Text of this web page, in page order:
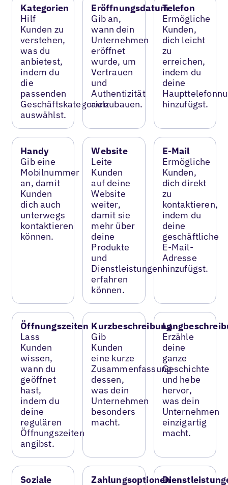
Kategorien
Hilf
Kunden zu
verstehen,
was du
anbietest,
indem du
die
passenden
Geschäftskategorien
auswählst.
Eröffnungsdatum
Gib an,
wann dein
Unternehmen
eröffnet
wurde, um
Vertrauen
und
Authentizität
aufzubauen.
Telefon
Ermögliche
Kunden,
dich leicht
zu
erreichen,
indem du
deine
hinzufügst.
Handy
Gib eine
Mobilnummer
an, damit
Kunden
dich auch
unterwegs
kontaktieren
können.
Website
Leite
Kunden
auf deine
Website
weiter,
damit sie
mehr über
deine
Produkte
und
Dienstleistungen
erfahren
können.
E-Mail
Ermögliche
Kunden,
dich direkt
zu
kontaktieren,
indem du
deine
geschäftliche
E-Mail-
Adresse
hinzufügst.
Öffnungszeiten
Lass
Kunden
wissen,
wann du
geöffnet
hast,
indem du
deine
regulären
Öffnungszeiten
angibst.
Kurzbeschreibung
Gib
Kunden
eine kurze
Zusammenfassung
dessen,
was dein
Unternehmen
besonders
macht.
Erzähle
deine
ganze
Geschichte
und hebe
hervor,
was dein
Unternehmen
einzigartig
macht.
Soziale
Zahlungsoptionen